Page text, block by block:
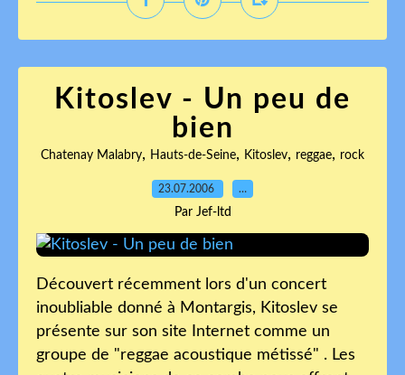
Kitoslev - Un peu de
bien
Chatenay Malabry, Hauts-de-Seine, Kitoslev, reggae, rock
23.07.2006 …
Par Jef-ltd
Découvert récemment lors d'un concert
inoubliable donné à Montargis, Kitoslev se
présente sur son site Internet comme un
groupe de "reggae acoustique métissé" . Les